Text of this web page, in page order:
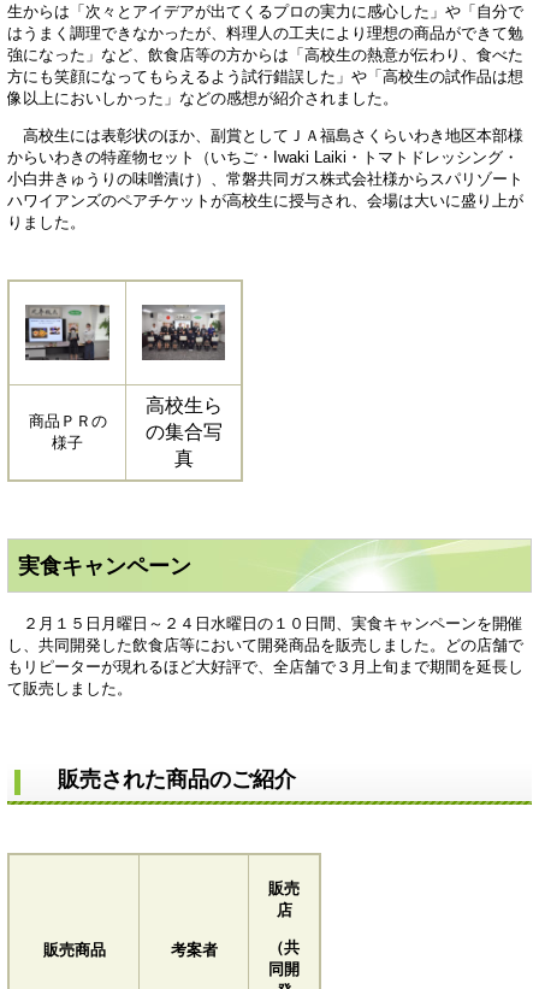
生からは「次々とアイデアが出てくるプロの実力に感心した」や「自分で
はうまく調理できなかったが、料理人の工夫により理想の商品ができて勉
強になった」など、飲食店等の方からは「高校生の熱意が伝わり、食べた
方にも笑顔になってもらえるよう試行錯誤した」や「高校生の試作品は想
像以上においしかった」などの感想が紹介されました。
高校生には表彰状のほか、副賞としてＪＡ福島さくらいわき地区本部様
からいわきの特産物セット（いちご・Iwaki Laiki・トマトドレッシング・
小白井きゅうりの味噌漬け）、常磐共同ガス株式会社様からスパリゾート
ハワイアンズのペアチケットが高校生に授与され、会場は大いに盛り上が
りました。
商品ＰＲの
様子
高校生ら
の集合写
真
実食キャンペーン
２月１５日月曜日～２４日水曜日の１０日間、実食キャンペーンを開催
し、共同開発した飲食店等において開発商品を販売しました。どの店舗で
もリピーターが現れるほど大好評で、全店舗で３月上旬まで期間を延長し
て販売しました。
販売された商品のご紹介
販売商品 考案者
販売
店
（共
同開